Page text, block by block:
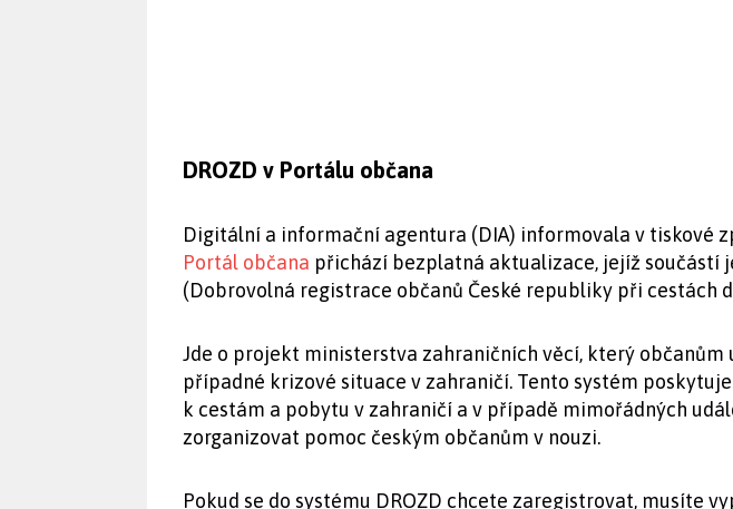
DROZD v Portálu občana
Digitální a informační agentura (DIA) informovala v tiskové
Portál občana přichází bezplatná aktualizace, jejíž součástí
(Dobrovolná registrace občanů České republiky při cestách
Jde o projekt ministerstva zahraničních věcí, který občanům
případné krizové situace v zahraničí. Tento systém
k cestám a pobytu v zahraničí a v případě mimořádných
zorganizovat pomoc českým občanům v nouzi.
Pokud se do systému DROZD chcete zaregistrovat, musíte